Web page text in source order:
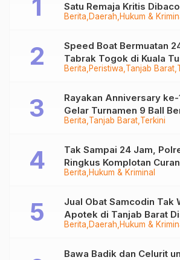
Berita Daerah Hukum &
Satu Remaja Kritis
Ditangkap
Berita Peristiwa Tanjab Barat
Speed Boat Bermuatan
Tabrak Togok di Kuala
Sempat Hilang
Berita Tanjab Barat Terkini
Rayakan Anniversary ke-
Gelar Turnamen 9 Ball
Juta
Berita Hukum & Kriminal
Tak Sampai 24 Jam,
Ringkus Komplotan
Tungkal
Berita Daerah Hukum &
Jual Obat Samcodin Tak
Apotek di Tanjab Barat
Bawa Badik dan Celurit